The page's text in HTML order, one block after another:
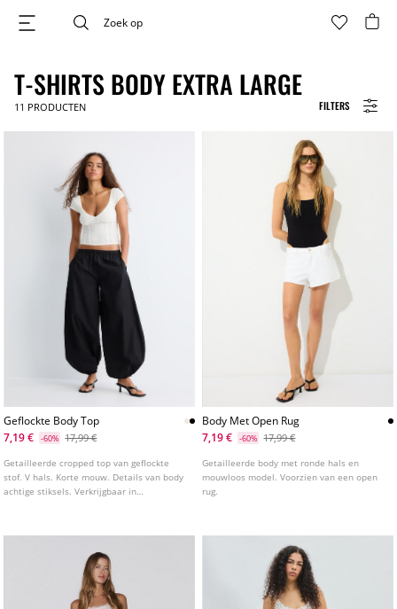
FILTERS
T-SHIRTS BODY EXTRA LARGE
11 PRODUCTEN
Geflockte Body Top
7,19 €
-60% 17,99 €
Getailleerde cropped top van geflockte
stof. V hals. Korte mouw. Details van body
achtige stiksels. Verkrijgbaar in
Body Met Open Rug
7,19 €
-60% 17,99 €
Getailleerde body met ronde hals en
mouwloos model. Voorzien van een open
rug.